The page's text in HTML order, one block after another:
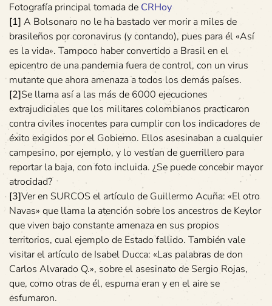
Fotografía principal tomada de CRHoy
[1] A Bolsonaro no le ha bastado ver morir a miles de
brasileños por coronavirus (y contando), pues para él «Así
es la vida». Tampoco haber convertido a Brasil en el
epicentro de una pandemia fuera de control, con un virus
mutante que ahora amenaza a todos los demás países.
[2]Se llama así a las más de 6000 ejecuciones
extrajudiciales que los militares colombianos practicaron
contra civiles inocentes para cumplir con los indicadores de
éxito exigidos por el Gobierno. Ellos asesinaban a cualquier
campesino, por ejemplo, y lo vestían de guerrillero para
reportar la baja, con foto incluida. ¿Se puede concebir mayor
atrocidad?
[3]Ver en SURCOS el artículo de Guillermo Acuña: «El otro
Navas» que llama la atención sobre los ancestros de Keylor
que viven bajo constante amenaza en sus propios
territorios, cual ejemplo de Estado fallido. También vale
visitar el artículo de Isabel Ducca: «Las palabras de don
Carlos Alvarado Q.», sobre el asesinato de Sergio Rojas,
que, como otras de él, espuma eran y en el aire se
esfumaron.